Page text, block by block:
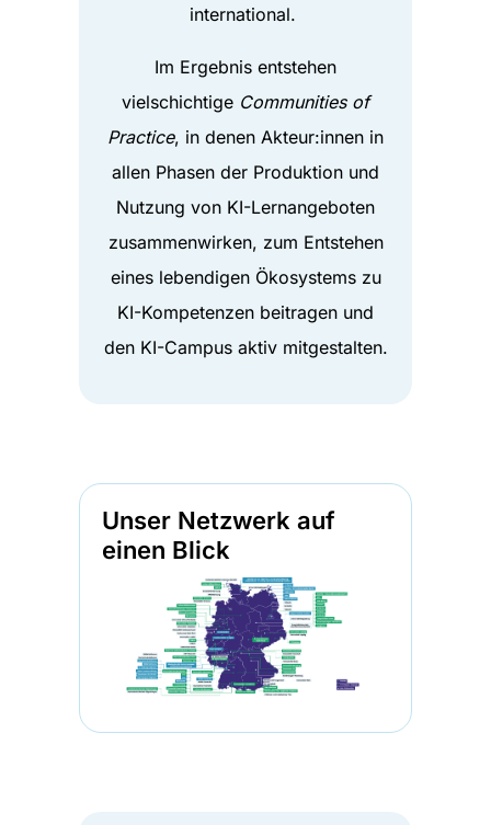
international.
Im Ergebnis entstehen
vielschichtige Communities of
Practice, in denen Akteur:innen in
allen Phasen der Produktion und
Nutzung von KI-Lernangeboten
zusammenwirken, zum Entstehen
eines lebendigen Ökosystems zu
KI-Kompetenzen beitragen und
den KI-Campus aktiv mitgestalten.
Unser Netzwerk auf
einen Blick